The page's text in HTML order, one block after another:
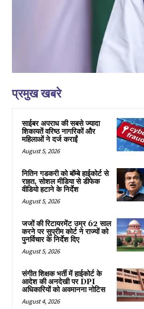
प्रमुख खबरे
साईबर अपराध की सबसे ज्यादा
शिकायतें वरिष्ठ नागरिकों और
महिलाओं ने दर्ज कराईं
August 5, 2026
नितिन गडकरी को बॉम्बे हाईकोर्ट से
राहत, सोशल मीडिया से डीफेक
वीडियो हटाने के निर्देश
August 5, 2026
जजों की रिटायरमेंट उम्र 62 साल
करने पर सुप्रीम कोर्ट ने राज्यों को
पुनर्विचार के निर्देश दिए
August 5, 2026
संगीत शिक्षक भर्ती में हाईकोर्ट के
आदेश की अनदेखी पर DPI
अधिकारियों को अवमानना नोटिस
August 4, 2026